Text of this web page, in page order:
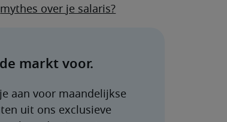
mythes over je salaris?